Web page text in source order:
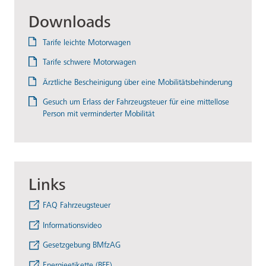
Downloads
Tarife leichte Motorwagen
Tarife schwere Motorwagen
Ärztliche Bescheinigung über eine Mobilitätsbehinderung
Gesuch um Erlass der Fahrzeugsteuer für eine mittellose
Person mit verminderter Mobilität
Links
FAQ Fahrzeugsteuer
Informationsvideo
Gesetzgebung BMfzAG